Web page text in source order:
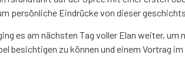
persönliche Eindrücke von dieser
es am nächsten Tag voller Elan weiter,
besichtigen zu können und einem Vortrag